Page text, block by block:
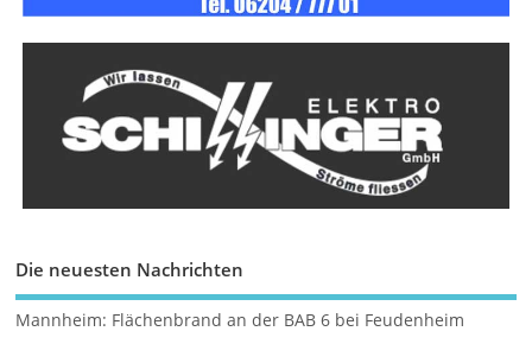
Die neuesten Nachrichten
Mannheim: Flächenbrand an der BAB 6 bei Feudenheim